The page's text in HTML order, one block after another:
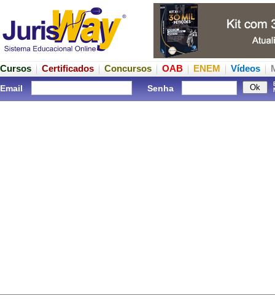
Cursos Certificados Concursos OAB ENEM Vídeos
Email Senha